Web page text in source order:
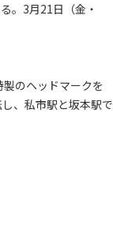
。3月21日（金・
のヘッドマークを
、私市駅と坂本駅で